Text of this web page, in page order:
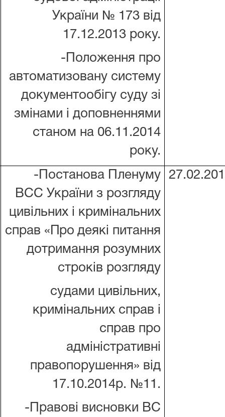
України № 173 від
17.12.2013 року.
-Положення про
автоматизовану систему
документообігу суду зі
змінами і доповненнями
станом на 06.11.2014
року.
-Постанова Пленуму
ВСС України з розгляду
цивільних і кримінальних
справ « Продеякі питання
дотримання розумних
строків розгляду
судами цивільних,
кримінальних справ і
справ про
адміністративні
правопорушення» від
17.10.2014р. №11.
-Правові висновки ВС